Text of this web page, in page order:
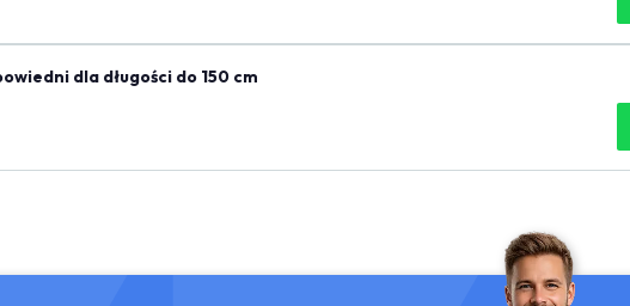
dla długości do 150 cm